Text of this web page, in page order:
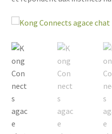
SERVICES
PAR MARQUES
🍁 PRODUITS CANADIEN
VENTES